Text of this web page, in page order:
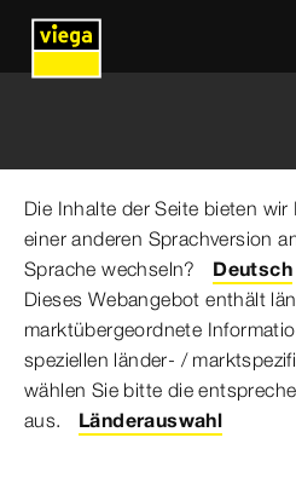
Die Inhalte der Seite bieten
einer anderen Sprachversion
Sprache wechseln?
Deutsch
Dieses Webangebot enthält
marktübergeordnete
speziellen länder- /
wählen Sie bitte die
aus.
Länderauswahl
Viega Gruppe
...
Kreuzfahrtschiff „Serenade of
Kreuzfahrtschiff
of the Seas“